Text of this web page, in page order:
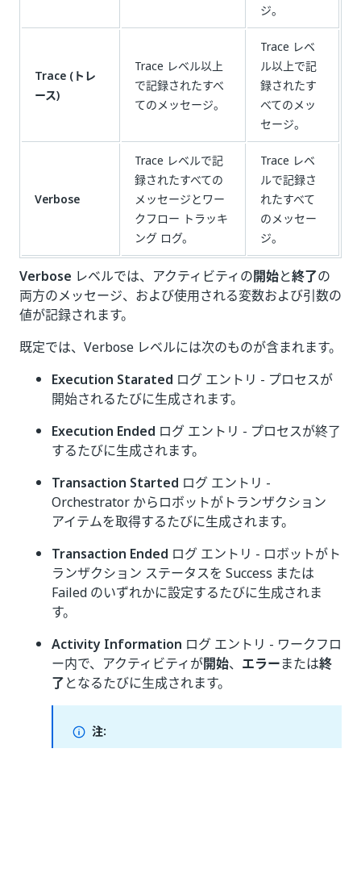
ジ。
Trace (トレ
ース)
Trace レベル以上
で記録されたすべ
てのメッセージ。
Trace レベ
ル以上で記
録されたす
べてのメッ
セージ。
Verbose
Trace レベルで記
録されたすべての
メッセージとワー
クフロー トラッキ
ング ログ。
Trace レベ
ルで記録さ
れたすべて
のメッセー
ジ。
Verbose レベルでは、アクティビティの開始と終了の
両方のメッセージ、および使用される変数および引数の
値が記録されます。
既定では、Verbose レベルには次のものが含まれます。
Execution Starated ログ エントリ - プロセスが
開始されるたびに生成されます。
Execution Ended ログ エントリ - プロセスが終了
するたびに生成されます。
Transaction Started ログ エントリ -
Orchestrator からロボットがトランザクション
アイテムを取得するたびに生成されます。
Transaction Ended ログ エントリ - ロボットがト
ランザクション ステータスを Success または
Failed のいずれかに設定するたびに生成されま
す。
Activity Information ログ エントリ - ワークフロ
ー内で、アクティビティが開始、 エラーまたは終
了となるたびに生成されます。
注: